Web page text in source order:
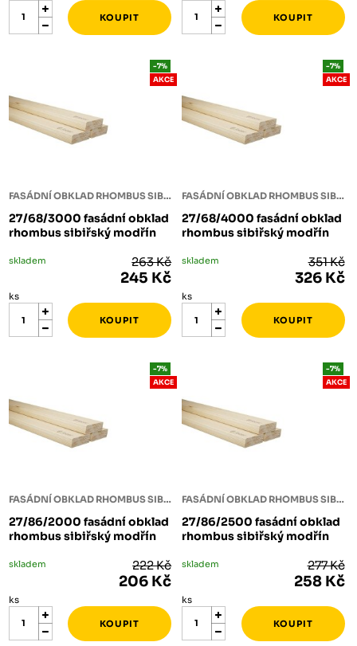
FASÁDNÍ OBKLAD RHOMBUS SIBIŘSKÝ MODŘÍN
27/68/3000 fasádní obklad
rhombus sibiřský modřín
-7%
AKCE
skladem 263 Kč
245 Kč
ks
FASÁDNÍ OBKLAD RHOMBUS SIBIŘSKÝ MODŘÍN
27/68/4000 fasádní obklad
rhombus sibiřský modřín
-7%
AKCE
skladem 351 Kč
326 Kč
ks
FASÁDNÍ OBKLAD RHOMBUS SIBIŘSKÝ MODŘÍN
27/86/2000 fasádní obklad
rhombus sibiřský modřín
-7%
AKCE
skladem 222 Kč
206 Kč
ks
FASÁDNÍ OBKLAD RHOMBUS SIBIŘSKÝ MODŘÍN
27/86/2500 fasádní obklad
rhombus sibiřský modřín
-7%
AKCE
skladem 277 Kč
258 Kč
ks